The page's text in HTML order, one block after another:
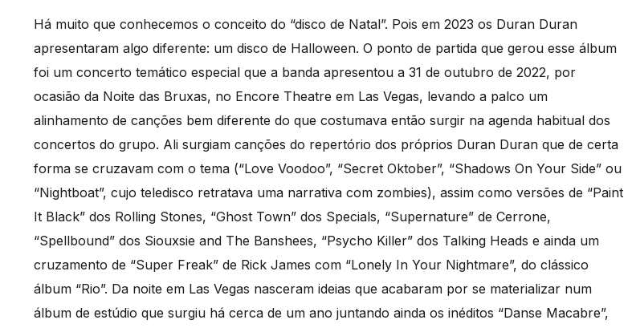
Há muito que conhecemos o conceito do “disco de Natal”. Pois em 2023 os Duran Duran
apresentaram algo diferente: um disco de Halloween. O ponto de partida que gerou esse álbum
foi um concerto temático especial que a banda apresentou a 31 de outubro de 2022, por
ocasião da Noite das Bruxas, no Encore Theatre em Las Vegas, levando a palco um
alinhamento de canções bem diferente do que costumava então surgir na agenda habitual dos
concertos do grupo. Ali surgiam canções do repertório dos próprios Duran Duran que de certa
forma se cruzavam com o tema (“Love Voodoo”, “Secret Oktober”, “Shadows On Your Side” ou
“Nightboat”, cujo teledisco retratava uma narrativa com zombies), assim como versões de “Paint
It Black” dos Rolling Stones, “Ghost Town” dos Specials, “Supernature” de Cerrone,
“Spellbound” dos Siouxsie and The Banshees, “Psycho Killer” dos Talking Heads e ainda um
cruzamento de “Super Freak” de Rick James com “Lonely In Your Nightmare”, do clássico
álbum “Rio”. Da noite em Las Vegas nasceram ideias que acabaram por se materializar num
álbum de estúdio que surgiu há cerca de um ano juntando ainda os inéditos “Danse Macabre”,